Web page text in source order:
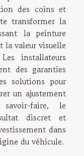
des coins et
transformer la
la peinture
la valeur visuelle
installateurs
des garanties
solutions pour
un ajustement
faire, le
discret et
dans
du véhicule.